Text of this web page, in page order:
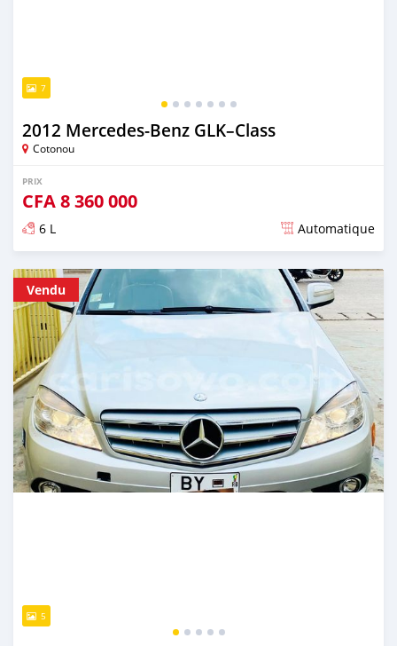
7
2012 Mercedes-Benz GLK–Class
Cotonou
PRIX
CFA8 360 000
6 L Automatique
Publié il y a presque 5 ans
Vendu
5